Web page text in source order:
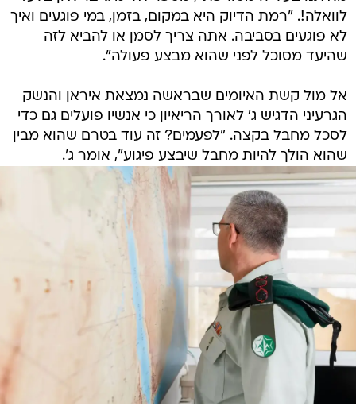
לוואלה!. "רמת הדיוק היא במקום, בזמן, במי פוגעים ואיך
לא פוגעים בסביבה. אתה צריך לסמן או להביא לזה
שהיעד מסוכל לפני שהוא מבצע פעולה".
אל מול קשת האיומים שבראשה נמצאת איראן והנשק
הגרעיני הדגיש ג' לאורך הריאיון כי אנשיו פועלים גם כדי
לסכל מחבל בקצה. "לפעמים? זה עוד בטרם שהוא מבין
שהוא הולך להיות מחבל שיבצע פיגוע", אומר ג'.